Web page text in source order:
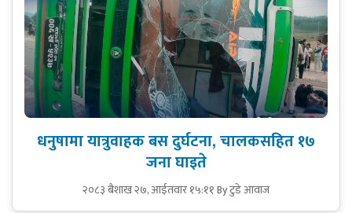
धनुषामा यात्रुवाहक बस दुर्घटना, चालकसहित १७
जना घाइते
२०८३ बैशाख २७, आईतवार १५:११By टुडे आवाज